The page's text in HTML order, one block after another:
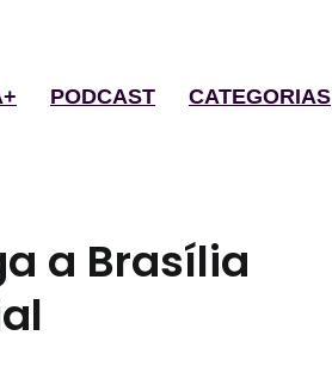
PODCAST CATEGORIAS
a Brasília